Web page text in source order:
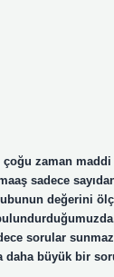
zaman maddi
sadece
değerini
sorular
büyük bir